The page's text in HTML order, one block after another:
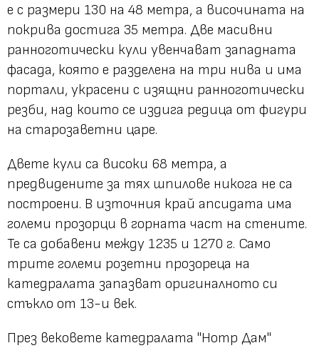
е с размери 130 на 48 метра, а височината на
покрива достига 35 метра. Две масивни
ранноготически кули увенчават западната
фасада, която е разделена на три нива и има
портали, украсени с изящни ранноготически
резби, над които се издига редица от фигури
на старозаветни царе.
Двете кули са високи 68 метра, а
предвидените за тях шпилове никога не са
построени. В източния край апсидата има
големи прозорци в горната част на стените.
Те са добавени между 1235 и 1270 г. Само
трите големи розетни прозореца на
катедралата запазват оригиналното си
стъкло от 13-и век.
През вековете катедралата "Нотр Дам"